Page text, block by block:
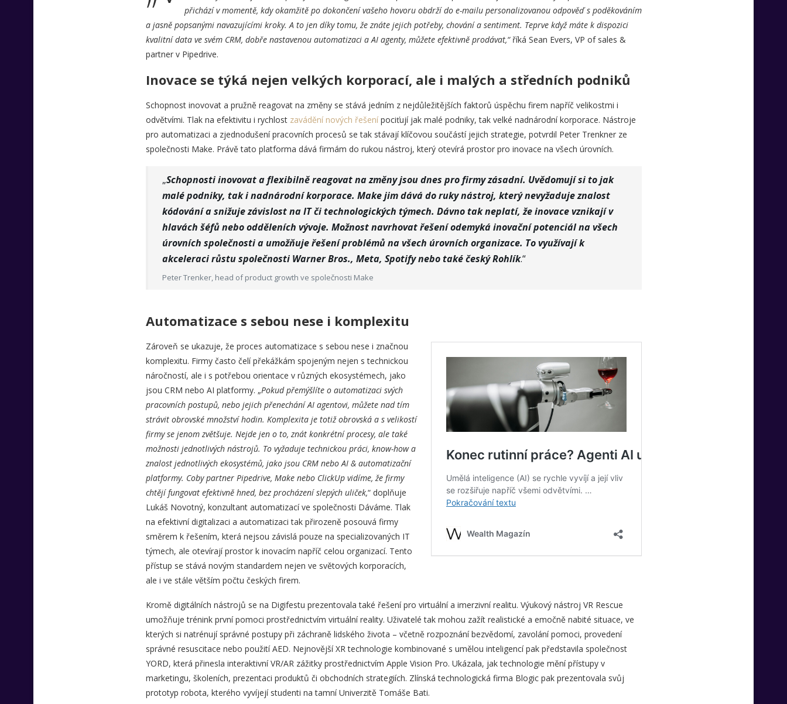
přichází v momentě, kdy okamžitě po dokončení vašeho hovoru obdrží do e-mailu personalizovanou odpověď s poděkováním
a jasně popsanými navazujícími kroky. A to jen díky tomu, že znáte jejich potřeby, chování a sentiment. Teprve když máte k dispozici
kvalitní data ve svém CRM, dobře nastavenou automatizaci a AI agenty, můžete efektivně prodávat,“ říká Sean Evers, VP of sales &
partner v Pipedrive.
Inovace se týká nejen velkých korporací, ale i malých a středních podniků
Schopnost inovovat a pružně reagovat na změny se stává jedním z nejdůležitějších faktorů úspěchu firem napříč velikostmi i
odvětvími. Tlak na efektivitu i rychlost zavádění nových řešenípociťují jak malé podniky, tak velké nadnárodní korporace. Nástroje
pro automatizaci a zjednodušení pracovních procesů se tak stávají klíčovou součástí jejich strategie, potvrdil Peter Trenkner ze
společnosti Make. Právě tato platforma dává firmám do rukou nástroj, který otevírá prostor pro inovace na všech úrovních.
„Schopnosti inovovat a flexibilně reagovat na změny jsou dnes pro firmy zásadní. Uvědomují si to jak
malé podniky, tak i nadnárodní korporace. Make jim dává do ruky nástroj, který nevyžaduje znalost
kódování a snižuje závislost na IT či technologických týmech. Dávno tak neplatí, že inovace vznikají v
hlavách šéfů nebo odděleních vývoje. Možnost navrhovat řešení odemyká inovační potenciál na všech
úrovních společnosti a umožňuje řešení problémů na všech úrovních organizace. To využívají k
akceleraci růstu společnosti Warner Bros., Meta, Spotify nebo také český Rohlík.“
Peter Trenker, head of product growth ve společnosti Make
Automatizace s sebou nese i komplexitu
Zároveň se ukazuje, že proces automatizace s sebou nese i značnou
komplexitu. Firmy často čelí překážkám spojeným nejen s technickou
náročností, ale i s potřebou orientace v různých ekosystémech, jako
jsou CRM nebo AI platformy. „Pokud přemýšlíte o automatizaci svých
pracovních postupů, nebo jejich přenechání AI agentovi, můžete nad tím
strávit obrovské množství hodin. Komplexita je totiž obrovská a s velikostí
firmy se jenom zvětšuje. Nejde jen o to, znát konkrétní procesy, ale také
možnosti jednotlivých nástrojů. To vyžaduje technickou práci, know-how a
znalost jednotlivých ekosystémů, jako jsou CRM nebo AI & automatizační
platformy. Coby partner Pipedrive, Make nebo ClickUp vidíme, že firmy
chtějí fungovat efektivně hned, bez procházení slepých uliček,“ doplňuje
Lukáš Novotný, konzultant automatizací ve společnosti Dáváme. Tlak
na efektivní digitalizaci a automatizaci tak přirozeně posouvá firmy
směrem k řešením, která nejsou závislá pouze na specializovaných IT
týmech, ale otevírají prostor k inovacím napříč celou organizací. Tento
přístup se stává novým standardem nejen ve světových korporacích,
ale i ve stále větším počtu českých firem.
Kromě digitálních nástrojů se na Digifestu prezentovala také řešení pro virtuální a imerzivní realitu. Výukový nástroj VR Rescue
umožňuje trénink první pomoci prostřednictvím virtuální reality. Uživatelé tak mohou zažít realistické a emočně nabité situace, ve
kterých si natrénují správné postupy při záchraně lidského života – včetně rozpoznání bezvědomí, zavolání pomoci, provedení
správné resuscitace nebo použití AED. Nejnovější XR technologie kombinované s umělou inteligencí pak představila společnost
YORD, která přinesla interaktivní VR/AR zážitky prostřednictvím Apple Vision Pro. Ukázala, jak technologie mění přístupy v
marketingu, školeních, prezentaci produktů či obchodních strategiích. Zlínská technologická firma Blogic pak prezentovala svůj
prototyp robota, kterého vyvíjejí studenti na tamní Univerzitě Tomáše Bati.